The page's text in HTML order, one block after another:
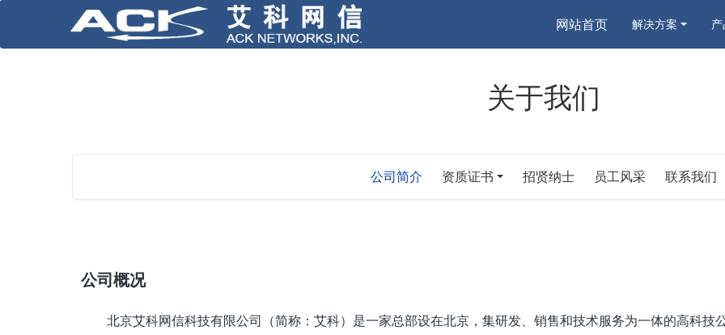
网站首页 解决方案
关于我们
公司简介 资质证书 招贤纳士 员工风采 联系我们
公司概况
北京艾科网信科技有限公司（简称：艾科）是一家总部设在北京，集研发、销售和技术服务为一体的高科技